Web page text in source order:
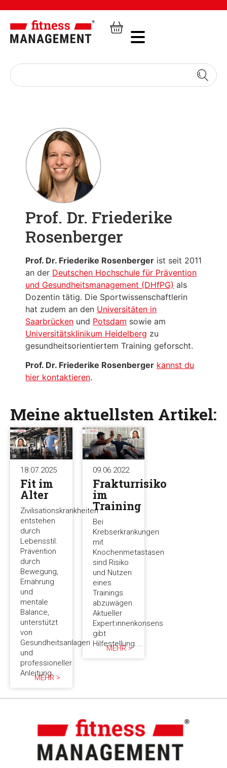
Prof. Dr. Friederike
Rosenberger
Prof. Dr. Friederike Rosenberger ist seit 2011
an der Deutschen Hochschule für Prävention
und Gesundheitsmanagement (DHfPG) als
Dozentin tätig. Die Sportwissenschaftlerin
hat zudem an den Universitäten in
Saarbrücken und Potsdam sowie am
Universitätsklinikum Heidelberg zu
gesundheitsorientiertem Training geforscht.
Prof. Dr. Friederike Rosenberger kannst du
hier kontaktieren.
Meine aktuellsten Artikel:
18.07.2025
Fit im
Alter
Zivilisationskrankheiten
entstehen
durch
Lebensstil.
Prävention
durch
Bewegung,
Ernährung
und
mentale
Balance,
unterstützt
von
Gesundheitsanlagen
und
professioneller
Anleitung....
MEHR >
09.06.2022
Frakturrisiko
im
Training
Bei
Krebserkrankungen
mit
Knochenmetastasen
sind Risiko
und Nutzen
eines
Trainings
abzuwägen.
Aktueller
Expert:innenkonsens
gibt
Hilfestellung....
MEHR >